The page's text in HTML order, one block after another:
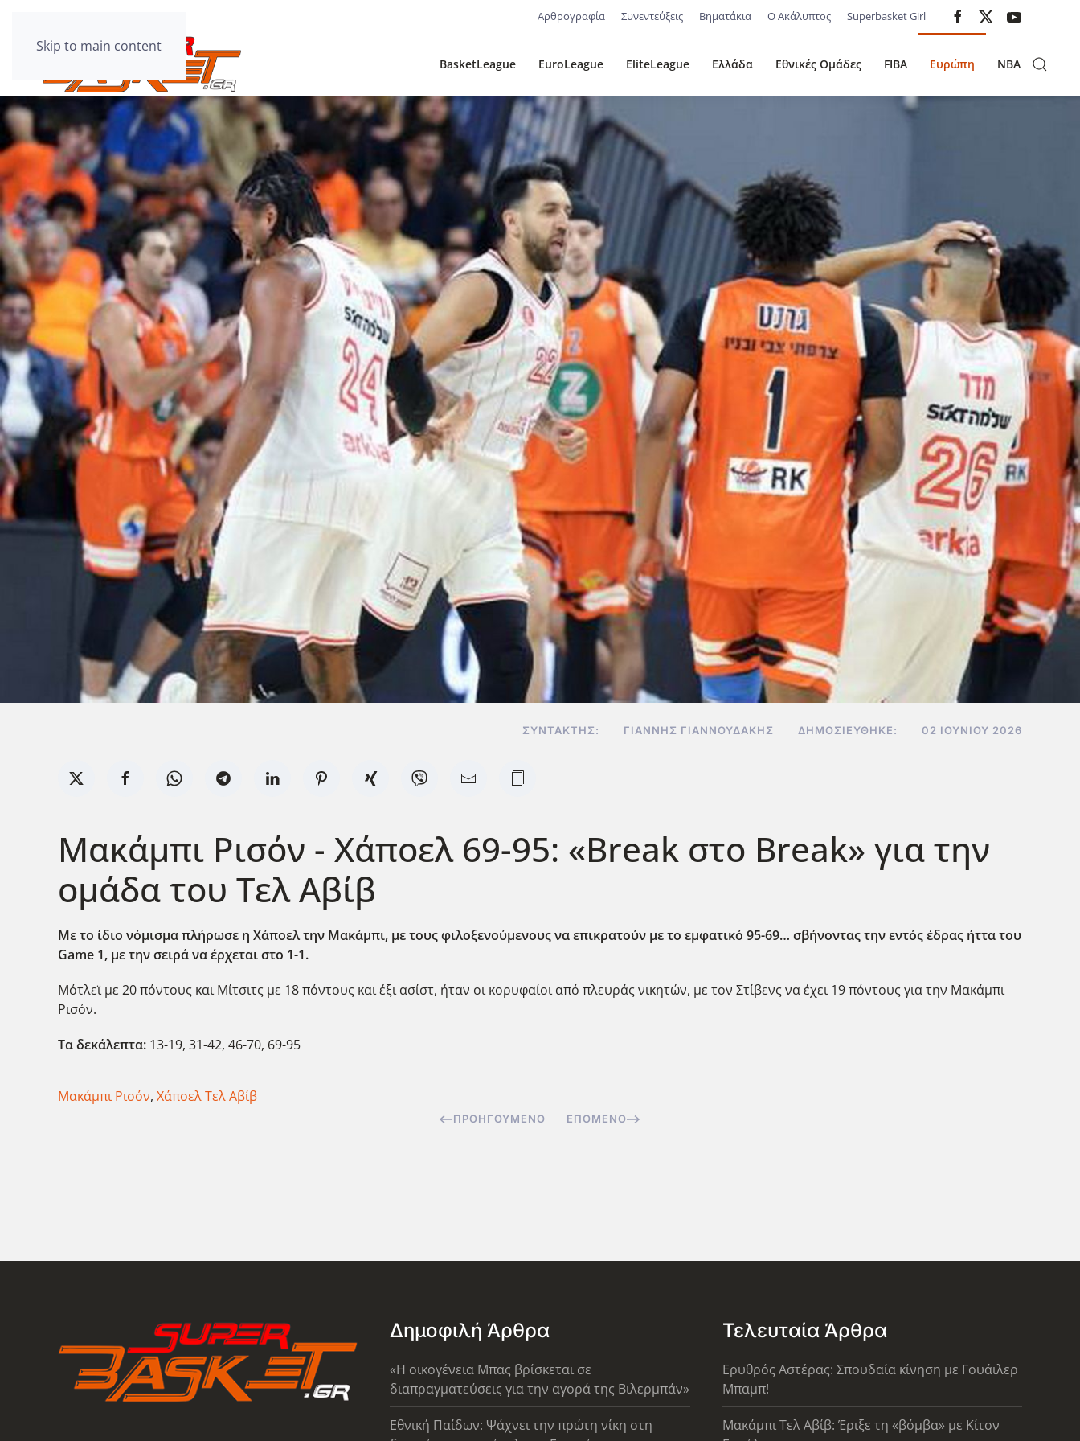
Skip to main content
Αρθρογραφία Συνεντεύξεις Βηματάκια Ο Ακάλυπτος Superbasket Girl
BasketLeague EuroLeague EliteLeague Ελλάδα Εθνικές Ομάδες FIBA Ευρώπη NBA
ΣΥΝΤΆΚΤΗΣ: ΓΙΆΝΝΗΣ ΓΙΑΝΝΟΥΔΆΚΗΣ ΔΗΜΟΣΙΕΎΘΗΚΕ: 02 ΙΟΥΝΊΟΥ 2026
Μακάμπι Ρισόν - Χάποελ 69-95: «Break στο Break» για την
ομάδα του Τελ Αβίβ
Με το ίδιο νόμισμα πλήρωσε η Χάποελ την Μακάμπι, με τους φιλοξενούμενους να επικρατούν με το εμφατικό 95-69… σβήνοντας την εντός έδρας ήττα του
Game 1, με την σειρά να έρχεται στο 1-1.
Μότλεϊ με 20 πόντους και Μίτσιτς με 18 πόντους και έξι ασίστ, ήταν οι κορυφαίοι από πλευράς νικητών, με τον Στίβενς να έχει 19 πόντους για την Μακάμπι
Ρισόν.
Τα δεκάλεπτα: 13-19, 31-42, 46-70, 69-95
Μακάμπι Ρισόν, Χάποελ Τελ Αβίβ
ΠΡΟΗΓΟΎΜΕΝΟ ΕΠΌΜΕΝΟ
Δημοφιλή Άρθρα
«Η οικογένεια Μπας βρίσκεται σε
διαπραγματεύσεις για την αγορά της Βιλερμπάν»
Εθνική Παίδων: Ψάχνει την πρώτη νίκη στη
Τελευταία Άρθρα
Ερυθρός Αστέρας: Σπουδαία κίνηση με Γουάιλερ
Μπαμπ!
Μακάμπι Τελ Αβίβ: Έριξε τη «βόμβα» με Κίτον